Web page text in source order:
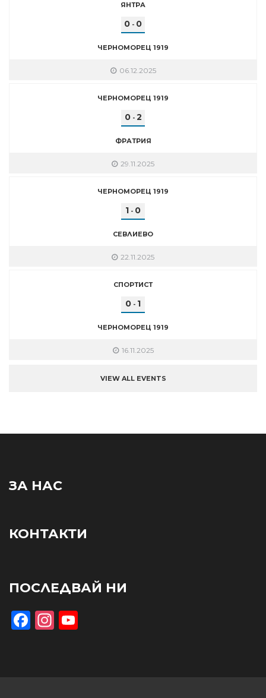
ЯНТРА
0 - 0
ЧЕРНОМОРЕЦ 1919
06.12.2025
ЧЕРНОМОРЕЦ 1919
0- 2
ФРАТРИЯ
29.11.2025
ЧЕРНОМОРЕЦ 1919
1 - 0
СЕВЛИЕВО
22.11.2025
СПОРТИСТ
0 - 1
ЧЕРНОМОРЕЦ 1919
16.11.2025
VIEW ALL EVENTS
ЗА НАС
КОНТАКТИ
ПОСЛЕДВАЙ НИ
Facebook
Instagram